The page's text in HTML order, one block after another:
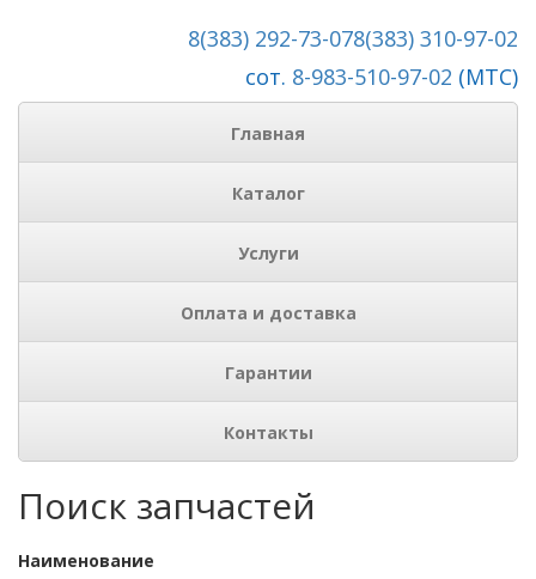
8(383) 310-97-02
8(383) 292-73-07
сот. 8-983-510-97-02 (МТС)
Главная
Каталог
Услуги
Оплата и доставка
Гарантии
Контакты
Поиск запчастей
Наименование